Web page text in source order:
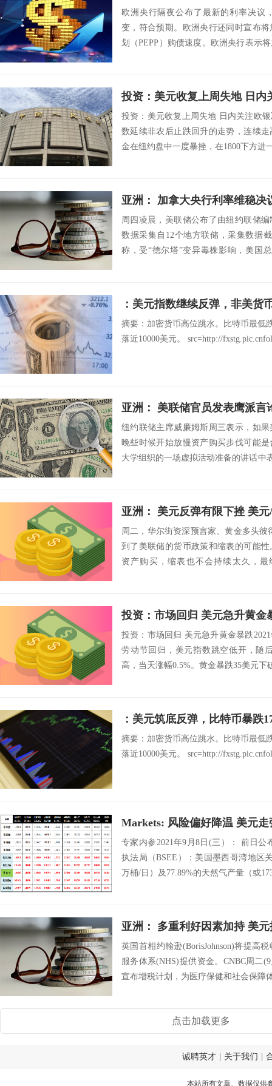
欧洲央行隔夜公布了最新的利率决议
变，符合预期。欧洲央行还同时宣布
划（PEPP）购债速度。欧洲央行表示
投资：美元收复上周失地 日内
投资：美元收复上周失地 日内关注欧
数延续非农后止跌回升的走势，连续
金在纽约盘中一度暴挫，在1800下方进
周四凌晨，美联储公布了由纽约联储
数据采集自12个地方联储，采集数据
称，受“德尔塔”变异毒株影响，美国
：美元指数继续反弹，非美货
摘要：加密货币高位跳水。比特币最低
落近10000美元。 src=http://
亚洲： 美联储官员发表鹰派言
纽约联储主席威廉姆斯周三表示，如
晚些时候开始放慢资产购买步伐可能
大学组织的一场虚拟活动准备的讲话中
亚洲： 美元反弹有限下挫 美元
周二，华尔街资深预言家、黄金多头彼
到了美联储的货币政策和缩表的可能
资产购买，缩表也不会持续太久，
投资：市场回归 美元急升黄金
投资：市场回归 美元急升黄金暴跌
劳动节回归，美元指数跳空低开，随
高，当天涨幅0.5%。黄金暴跌35美元下
：美元筑底反弹，比特币暴跌
摘要：加密货币高位跳水。比特币最低
落近10000美元。 src=http://
Markets: 风险偏好降温 美元走
专家内参2021年9月8日(三）： 前日
执法局（BSEE）：美国墨西哥湾地区
万桶/日）及77.89%的天然气产量（或
亚洲： 多重利好因素加持 美
英国首相约翰逊(BorisJohnson)将提高
服务体系(NHS)提供资金。CNBC周二
宣布增税计划，为医疗保健和社会保障
点击加载更多
诚聘英才 关于我们
本站所有文章、数据仅供